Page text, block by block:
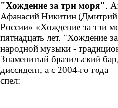
"Хождение за три моря".
Афанасий Никитин
России» «Хождение за три
пятнадцать лет. "Хождение
народной музыки -
Знаменитый бразильский
диссидент, а с 2004-го года
спел: